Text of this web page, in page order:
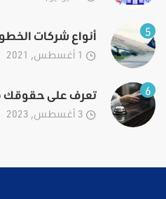
5 أنواع شركات
6 تعرف على حقوقك